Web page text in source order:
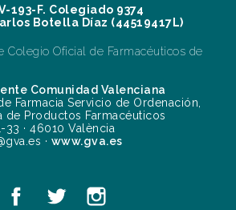
193-F. Colegiado 9374
Botella Díaz (44519417L)
Colegio Oficial de Farmacéuticos de
Comunidad Valenciana
Farmacia Servicio de Ordenación,
Productos Farmacéuticos
· 46010 València
· www.gva.es